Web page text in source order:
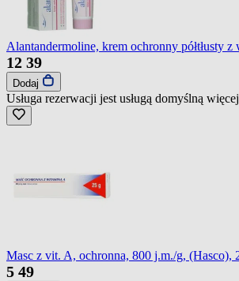
Alantandermoline, krem ochronny półtłusty
12 39
Dodaj
Usługa rezerwacji jest usługą domyślną więcej
Masc z vit. A, ochronna, 800 j.m./g, (Hasco),
5 49